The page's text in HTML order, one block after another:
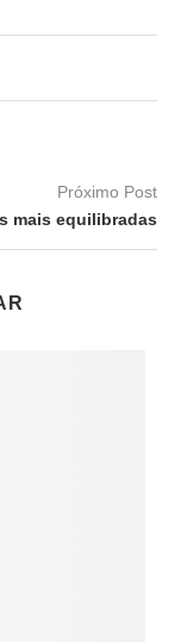
Próximo Post
mais equilibradas